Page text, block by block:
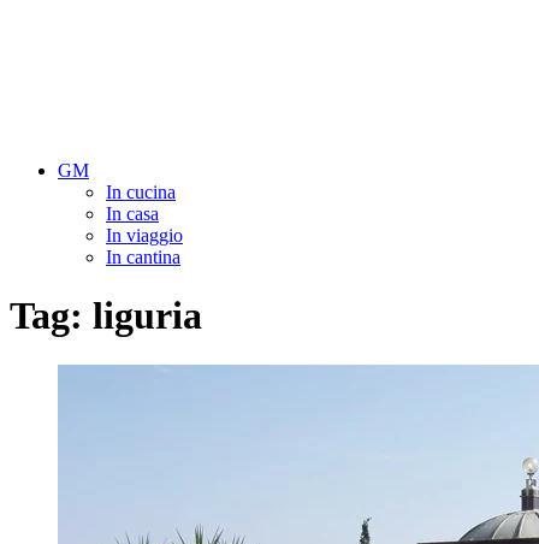
GM
In cucina
In casa
In viaggio
In cantina
Tag: liguria